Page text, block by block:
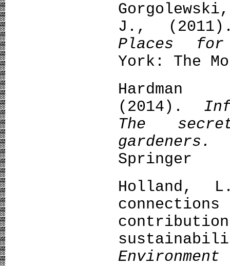
J.,
Places
York: The
(2014).
The
gardeners.
Springer
Holland,
Environment